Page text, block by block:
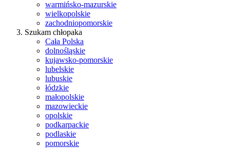
warmińsko-mazurskie
wielkopolskie
zachodniopomorskie
Szukam chłopaka
Cała Polska
dolnośląskie
kujawsko-pomorskie
lubelskie
lubuskie
łódzkie
małopolskie
mazowieckie
opolskie
podkarpackie
podlaskie
pomorskie